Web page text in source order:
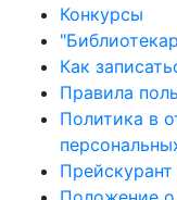
Конкурсы
Как
Правила
Политика в
Прейскурант